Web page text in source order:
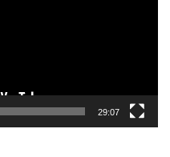
29:07